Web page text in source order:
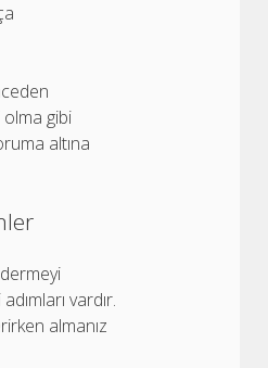
gibi
altına
vardır.
almanız